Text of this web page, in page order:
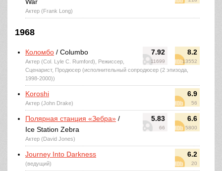
Актер (Frank Long)
1968
7.92
11699
8.2
13552
Коломбо / Columbo
Актер (Col. Lyle C. Rumford), Режиссер,
Сценарист, Продюсер (исполнительный сопродюсер (2 эпизода,
1998-2000))
6.9
56
Koroshi
Актер (John Drake)
5.83
66
6.6
5800
Полярная станция «Зебра» /
Ice Station Zebra
Актер (David Jones)
6.2
20
Journey Into Darkness
(ведущий)